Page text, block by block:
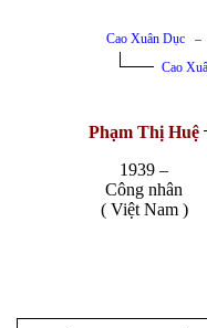
Cao Xuân Dục
Cao
Phạm Thị Huệ
1939 –
Công nhân
( Việt Nam )